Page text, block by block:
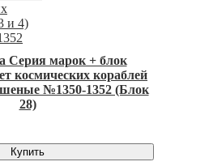
Серия марок + блок
космических кораблей
№1350-1352 (Блок
28)
Купить